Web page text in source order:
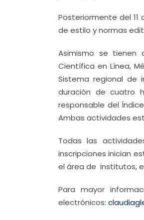
Posteriormente del 11
de estilo y normas
Asimismo se tienen
Científica en Línea,
Sistema regional de
duración de cuatro
responsable del
Ambas actividades
Todas las
inscripciones inician
el área de institutos,
Para mayor
electrónicos: